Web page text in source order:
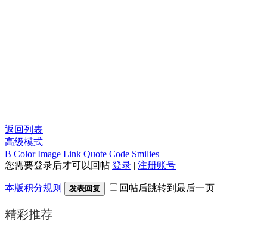
返回列表
高级模式
B Color Image Link Quote Code Smilies
您需要登录后才可以回帖 登录 | 注册账号
本版积分规则 发表回复 回帖后跳转到最后一页
精彩推荐